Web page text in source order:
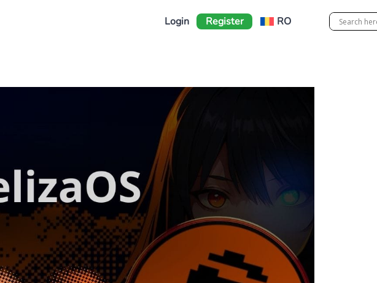
Login Register RO